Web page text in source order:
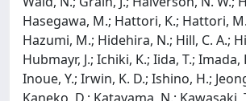
Hasegawa, M.; Hattori, K.; Hattori,
Hazumi, M.; Hidehira, N.; Hill, C. A.;
Hubmayr, J.; Ichiki, K.; Iida, T.;
Inoue, Y.; Irwin, K. D.; Ishino, H.;